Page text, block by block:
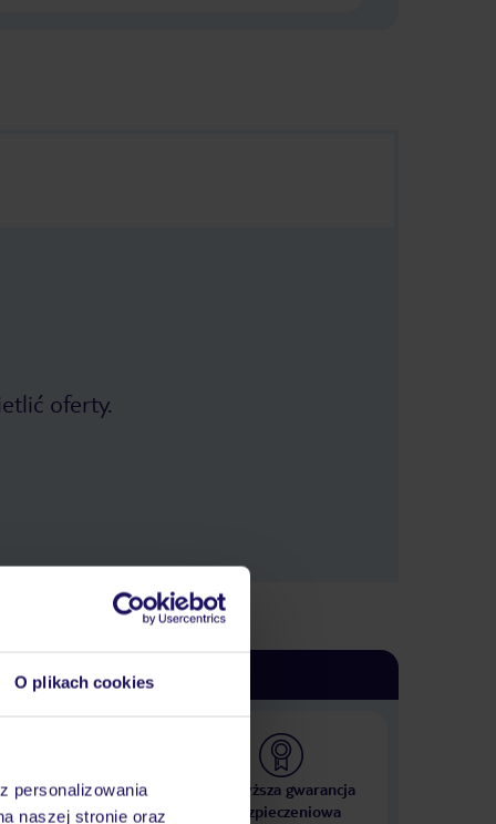
O plikach cookies
personalizowania
naszej stronie oraz
oferty.
hoteli w ponad 50
krajach
Najwyższa gwarancja
ubezpieczeniowa